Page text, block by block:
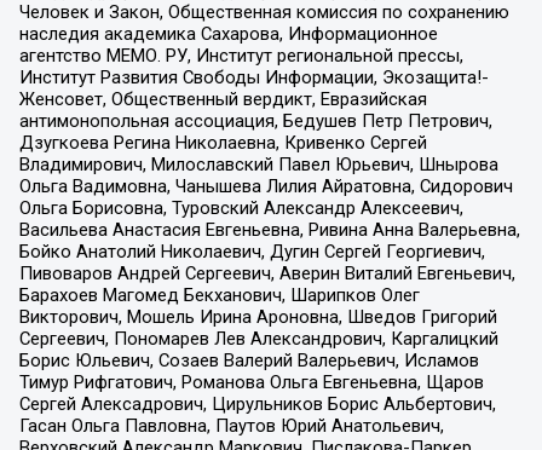
Человек и Закон, Общественная комиссия по сохранению
наследия академика Сахарова, Информационное
агентство МЕМО. РУ, Институт региональной прессы,
Институт Развития Свободы Информации, Экозащита!-
Женсовет, Общественный вердикт, Евразийская
антимонопольная ассоциация, Бедушев Петр Петрович,
Дзугкоева Регина Николаевна, Кривенко Сергей
Владимирович, Милославский Павел Юрьевич, Шнырова
Ольга Вадимовна, Чанышева Лилия Айратовна, Сидорович
Ольга Борисовна, Туровский Александр Алексеевич,
Васильева Анастасия Евгеньевна, Ривина Анна Валерьевна,
Бойко Анатолий Николаевич, Дугин Сергей Георгиевич,
Пивоваров Андрей Сергеевич, Аверин Виталий Евгеньевич,
Барахоев Магомед Бекханович, Шарипков Олег
Викторович, Мошель Ирина Ароновна, Шведов Григорий
Сергеевич, Пономарев Лев Александрович, Каргалицкий
Борис Юльевич, Созаев Валерий Валерьевич, Исламов
Тимур Рифгатович, Романова Ольга Евгеньевна, Щаров
Сергей Алексадрович, Цирульников Борис Альбертович,
Гасан Ольга Павловна, Паутов Юрий Анатольевич,